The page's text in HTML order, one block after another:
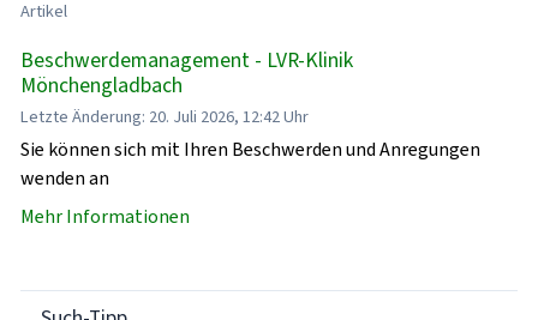
Artikel
Beschwerdemanagement - LVR-Klinik
Mönchengladbach
Letzte Änderung: 20. Juli 2026, 12:42 Uhr
Sie können sich mit Ihren Beschwerden und Anregungen
wenden an
Mehr Informationen